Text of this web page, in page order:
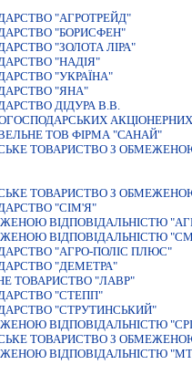
"АГРОТРЕЙД"
"БОРИСФЕН"
"ЗОЛОТА ЛIРА"
"НАДІЯ"
"УКРАЇНА"
"ЯНА"
ДIДУРА В.В.
ТОВ ФІРМА "САНАЙ"
ТОВАРИСТВО З
ТОВАРИСТВО З
"СIМ'Я"
ВIДПОВIДАЛЬНIСТЮ
ВІДПОВІДАЛЬНІСТЮ
"АГРО-ПОЛIС ПЛЮС"
"ДЕМЕТРА"
ТОВАРИСТВО "ЛАВР"
"СТЕПП"
"СТРУТИНСЬКИЙ"
ВIДПОВIДАЛЬНIСТЮ
ТОВАРИСТВО З
ВIДПОВIДАЛЬНIСТЮ